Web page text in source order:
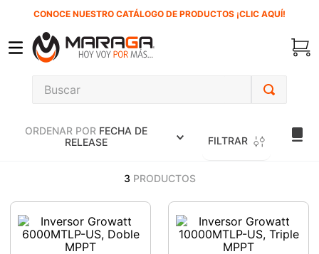
CONOCE NUESTRO CATÁLOGO DE PRODUCTOS ¡CLIC AQUÍ!
Buscar
ORDENAR POR FECHA DE
RELEASE
FILTRAR
3 PRODUCTOS
carbones
esmeriladora
sierra cinta